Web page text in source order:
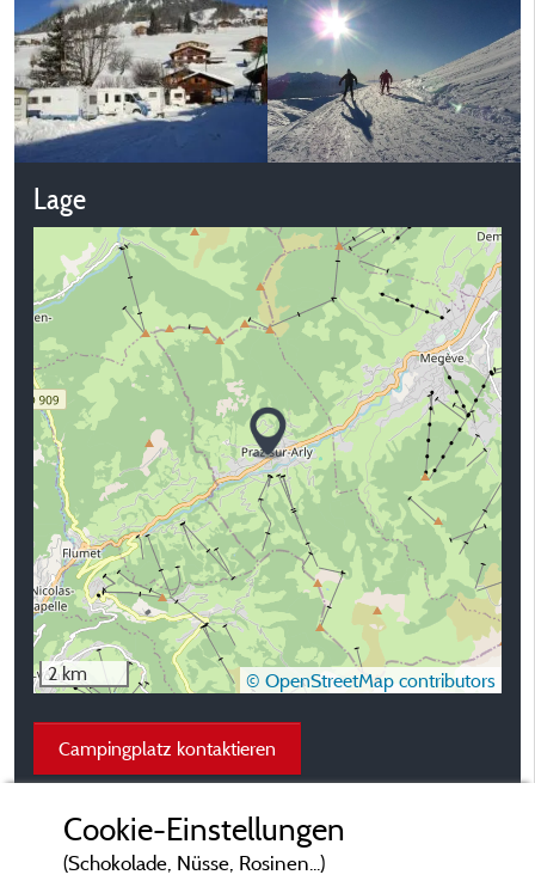
Lage
2 km © OpenStreetMap contributors
Campingplatz kontaktieren
Cookie-Einstellungen
(Schokolade, Nüsse, Rosinen...)